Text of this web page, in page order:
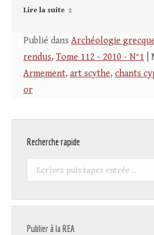
Lire la suite
Publié dans Archéologie
rendus, Tome 112 - 2010 - N°1 |
Armement, art scythe, chants
or
Recherche rapide
Recherche
Publier à la REA